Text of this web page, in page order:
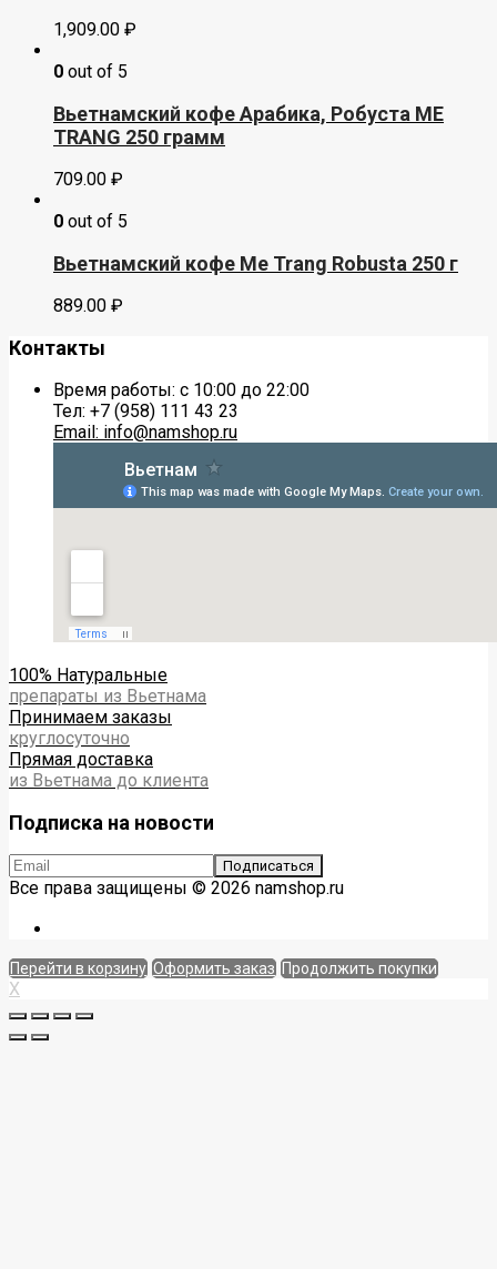
1,909.00 ₽
0 out of 5
Вьетнамский кофе Арабика, Робуста ME
TRANG 250 грамм
709.00 ₽
0 out of 5
Вьетнамский кофе Me Trang Robusta 250 г
889.00 ₽
Контакты
Время работы: с 10:00 до 22:00
Тел: +7 (958) 111 43 23
Email: info@namshop.ru
100% Натуральные
препараты из Вьетнама
Принимаем заказы
круглосуточно
Прямая доставка
из Вьетнама до клиента
Подписка на новости
Все права защищены © 2026 namshop.ru
Перейти в корзину Оформить заказ Продолжить покупки
X